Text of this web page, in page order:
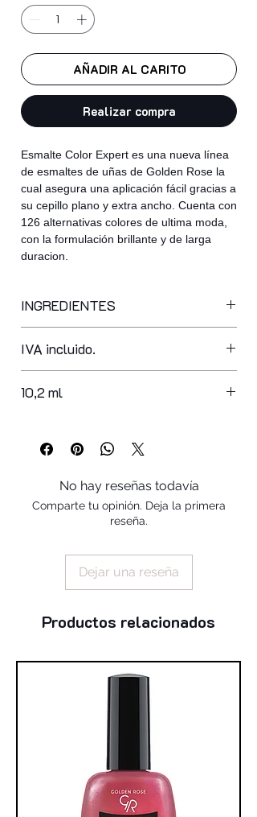
AÑADIR AL CARITO
Realizar compra
Esmalte Color Expert es una nueva línea
de esmaltes de uñas de Golden Rose la
cual asegura una aplicación fácil gracias a
su cepillo plano y extra ancho. Cuenta con
126 alternativas colores de ultima moda,
con la formulación brillante y de larga
duracion.
INGREDIENTES
nitrocellulose, adipic acid/neopentyl
glycol/trimellitic anhydride copolymer,
acetyl tributyl citrate, isopropyl
styrene/acrylates copolymer, n-butyl
alcohol, silica, benzophenone-1,
trimethylpentanediyl dibenzoate,
polyvinyl butyral
IVA incluido.
10,2 ml
No hay reseñas todavía
Comparte tu opinión. Deja la primera
reseña.
Dejar una reseña
Productos relacionados